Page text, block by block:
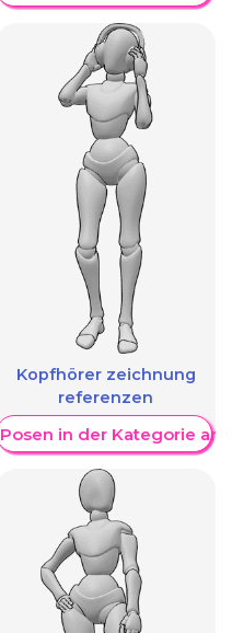
Kopfhörer zeichnung
referenzen
Posen in der Kategorie